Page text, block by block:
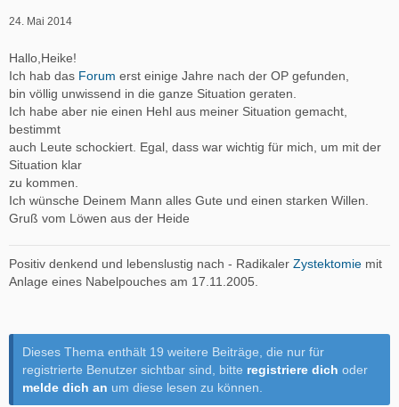
24. Mai 2014
Hallo,Heike!
Ich hab das Forum erst einige Jahre nach der OP gefunden,
bin völlig unwissend in die ganze Situation geraten.
Ich habe aber nie einen Hehl aus meiner Situation gemacht,
bestimmt
auch Leute schockiert. Egal, dass war wichtig für mich, um mit der
Situation klar
zu kommen.
Ich wünsche Deinem Mann alles Gute und einen starken Willen.
Gruß vom Löwen aus der Heide
Positiv denkend und lebenslustig nach - Radikaler Zystektomie mit
Anlage eines Nabelpouches am 17.11.2005.
Dieses Thema enthält 19 weitere Beiträge, die nur für
registrierte Benutzer sichtbar sind, bitte registriere dich oder
melde dich an um diese lesen zu können.